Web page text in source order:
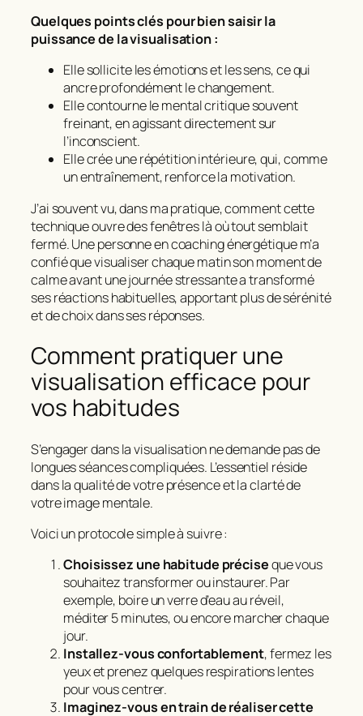
Quelques points clés pour bien saisir la
puissance de la visualisation :
Elle sollicite les émotions et les sens, ce qui
ancre profondément le changement.
Elle contourne le mental critique souvent
freinant, en agissant directement sur
l’inconscient.
Elle crée une répétition intérieure, qui, comme
un entraînement, renforce la motivation.
J’ai souvent vu, dans ma pratique, comment cette
technique ouvre des fenêtres là où tout semblait
fermé. Une personne en coaching énergétique m’a
confié que visualiser chaque matin son moment de
calme avant une journée stressante a transformé
ses réactions habituelles, apportant plus de sérénité
et de choix dans ses réponses.
Comment pratiquer une
visualisation efficace pour
vos habitudes
S’engager dans la visualisation ne demande pas de
longues séances compliquées. L’essentiel réside
dans laqualitéde votre présence et laclartéde
votre image mentale.
Voici un protocole simple à suivre :
Choisissez une habitude préciseque vous
souhaitez transformer ou instaurer. Par
exemple, boire un verre d’eau au réveil,
méditer 5 minutes, ou encore marcher chaque
jour.
Installez-vous confortablement, fermez les
yeux et prenez quelques respirations lentes
pour vous centrer.
Imaginez-vous en train de réaliser cette